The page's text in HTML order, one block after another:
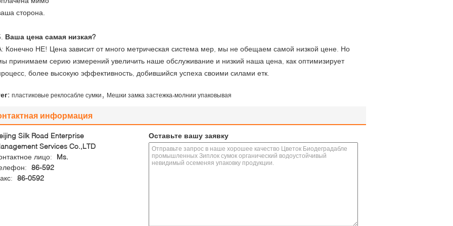
сторона.
Ваша цена самая низкая?
Конечно НЕ! Цена зависит от много метрическая система мер, мы не обещаем самой низкой цене. Но
принимаем серию измерений увеличить наше обслуживание и низкий наша цена, как оптимизирует
более высокую эффективность, добившийся успеха своими силами етк.
пластиковые реклосабле сумки , Мешки замка застежка-молнии упаковывая
информация
Silk Road Enterprise
Services Co.,LTD
лицо:
Ms.
86-592
86-0592
Оставьте вашу заявку